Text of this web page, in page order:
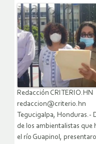
Redacción CRITERIO.HN
redaccion@criterio.hn
Tegucigalpa, Honduras.-
de los ambientalistas
el río Guapinol,